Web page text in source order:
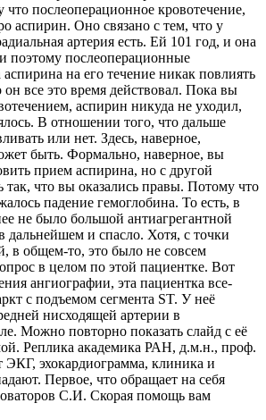
послеоперационное кровотечение,
аспирин. Оно связано с тем, что у
артерия есть. Ей 101 год, и она
поэтому послеоперационные
на его течение никак повлиять
все это время действовал. Пока вы
аспирин никуда не уходил,
В отношении того, что дальше
или нет. Здесь, наверное,
быть. Формально, наверное, вы
прием аспирина, но с другой
так, что вы оказались правы. Потому что
падение гемоглобина. То есть, в
не было большой антиагрегантной
дальнейшем и спасло. Хотя, с точки
в общем-то, это было не совсем
в целом по этой пациентке. Вот
ангиографии, эта пациентка все-
с подъемом сегмента ST. У неё
нисходящей артерии в
Можно повторно показать слайд с её
Реплика академика РАН, д.м.н., проф.
эхокардиограмма, клиника и
Первое, что обращает на себя
С.И. Скорая помощь вам